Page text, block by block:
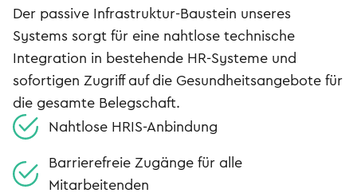
Der passive Infrastruktur-Baustein unseres
Systems sorgt für eine nahtlose technische
Integration in bestehende HR-Systeme und
sofortigen Zugriff auf die Gesundheitsangebote für
die gesamte Belegschaft.
Nahtlose HRIS-Anbindung
Barrierefreie Zugänge für alle
Mitarbeitenden